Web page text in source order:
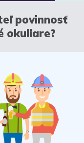
povinnosť
okuliare?